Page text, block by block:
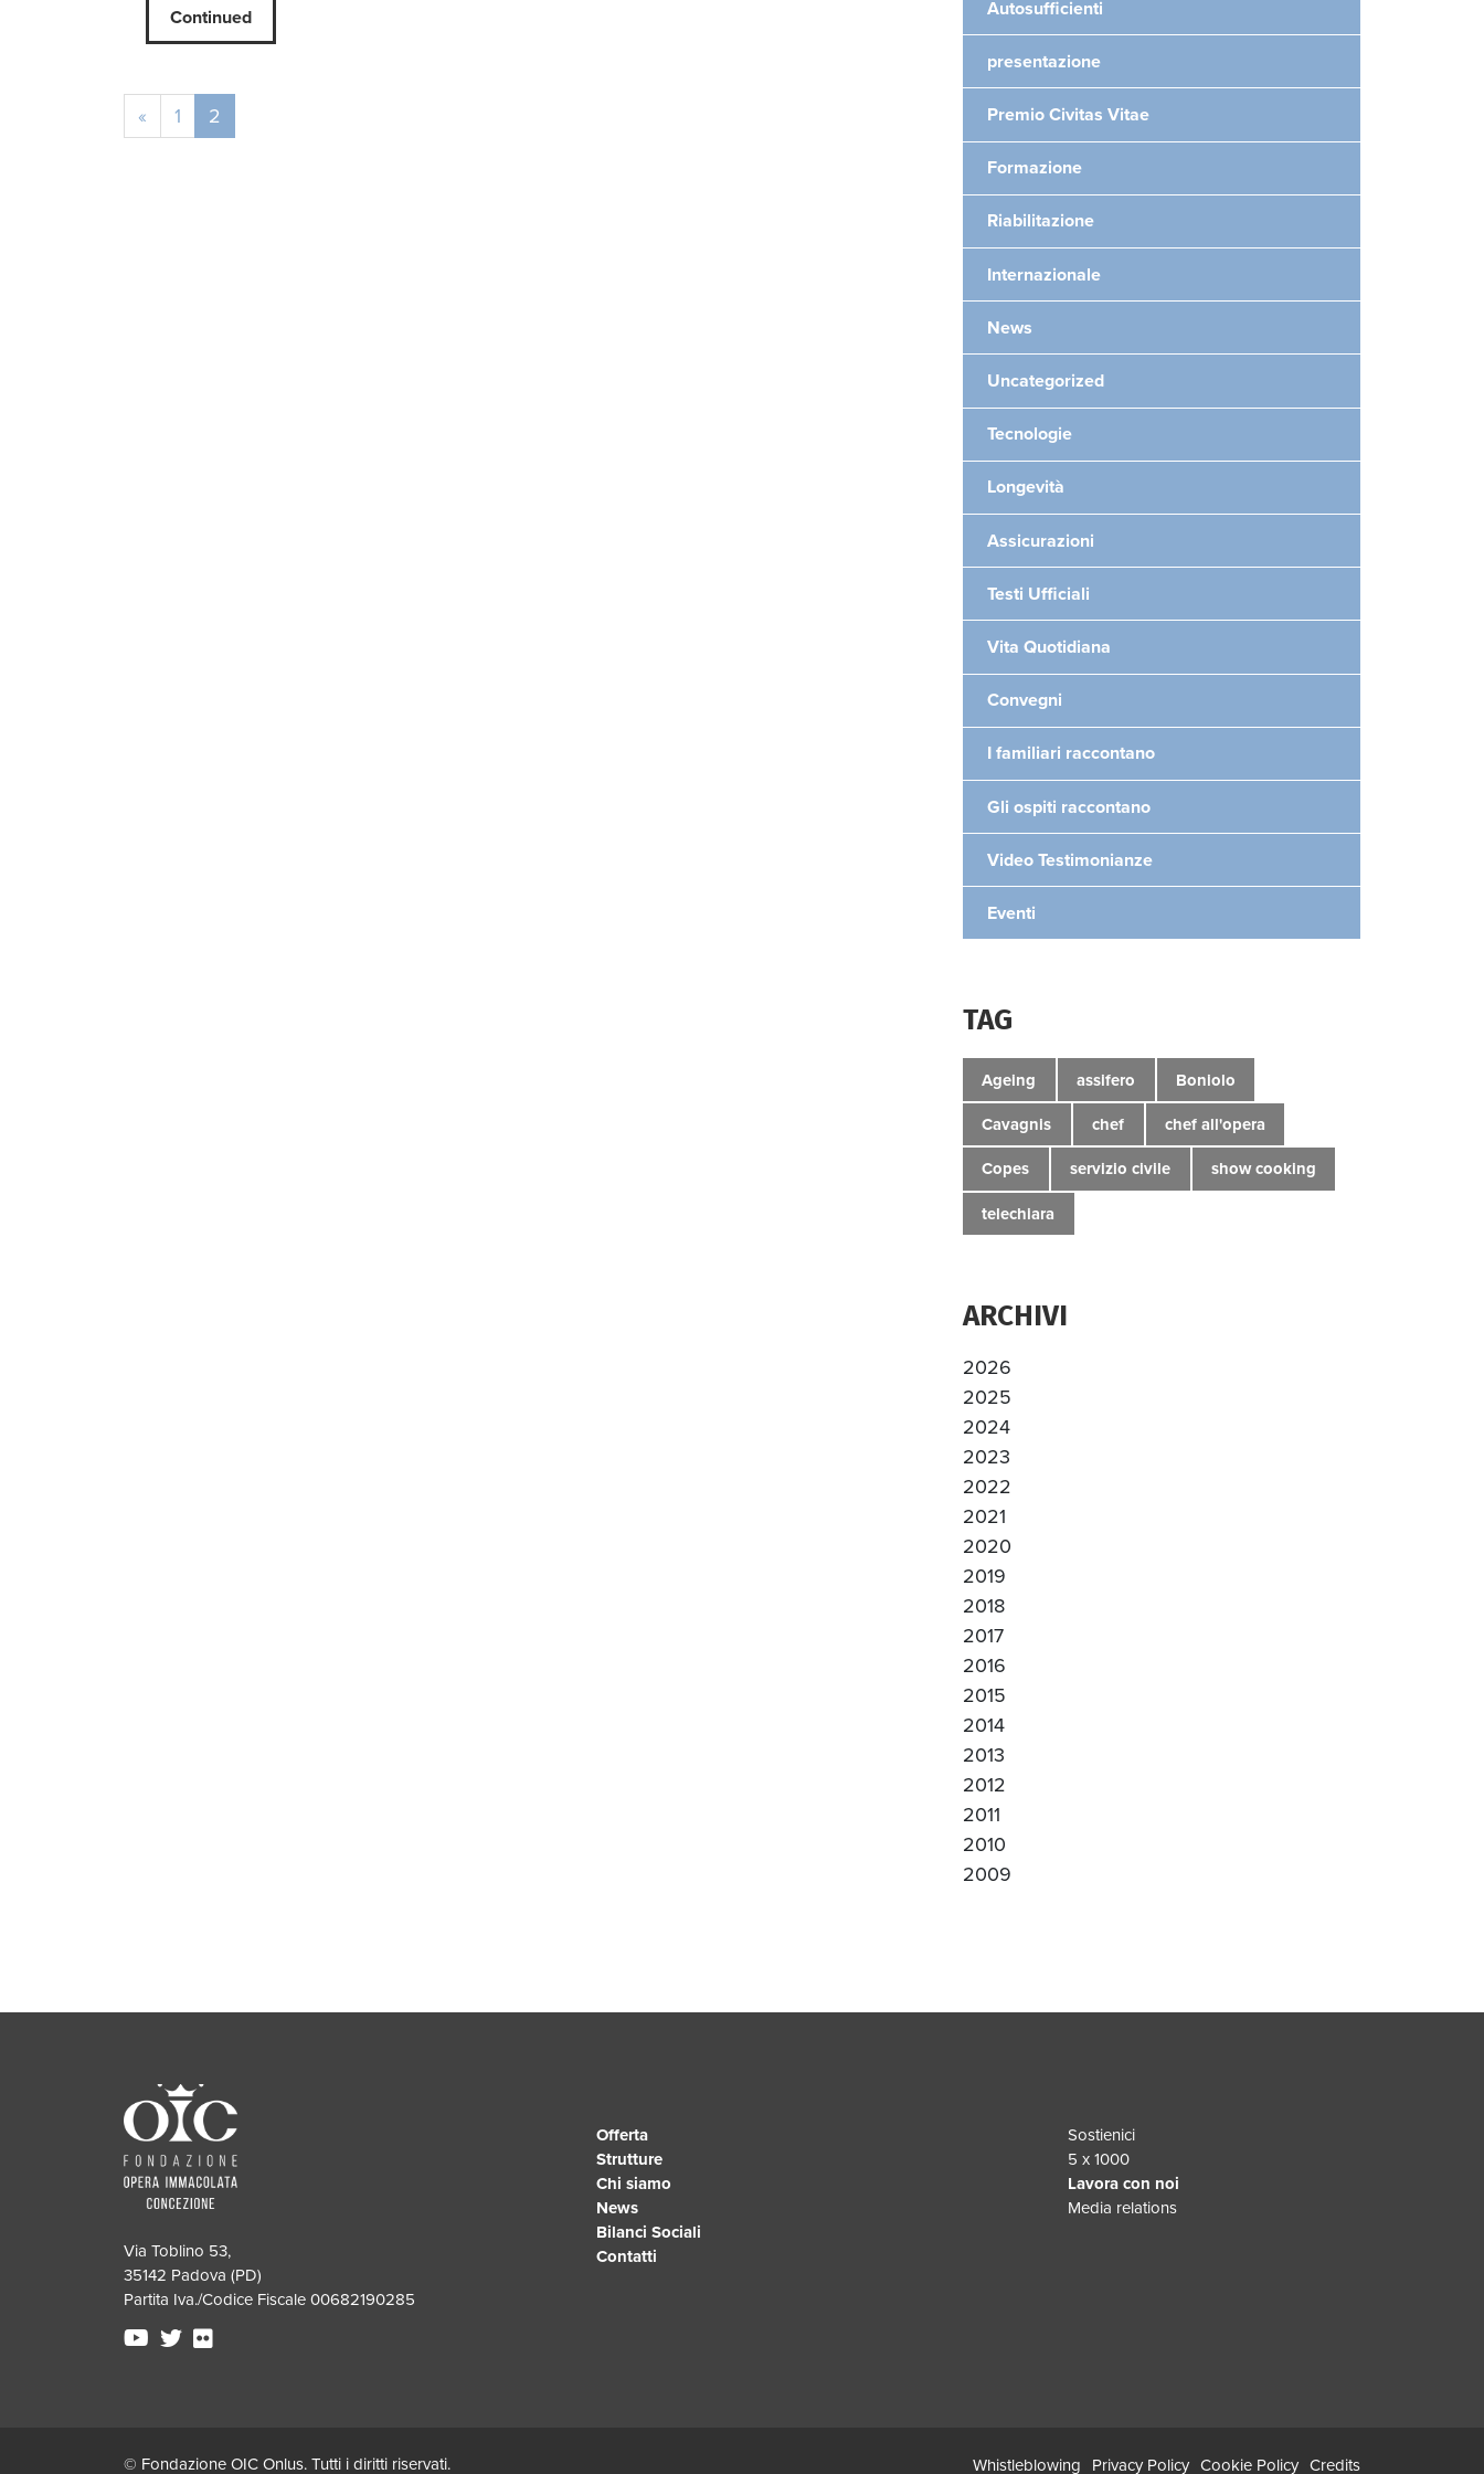
Continued
« 1 2
Autosufficienti
presentazione
Premio Civitas Vitae
Formazione
Riabilitazione
Internazionale
News
Uncategorized
Tecnologie
Longevità
Assicurazioni
Testi Ufficiali
Vita Quotidiana
Convegni
I familiari raccontano
Gli ospiti raccontano
Video Testimonianze
Eventi
TAG
Ageing assifero Boniolo
Cavagnis chef chef all'opera
Copes servizio civile show cooking
telechiara
ARCHIVI
2026
2025
2024
2023
2022
2021
2020
2019
2018
2017
2016
2015
2014
2013
2012
2011
2010
2009
Via Toblino 53,
35142 Padova (PD)
Partita Iva./Codice Fiscale 00682190285
Offerta
Strutture
Chi siamo
News
Bilanci Sociali
Contatti
Sostienici
5 x 1000
Lavora con noi
Media relations
© Fondazione OIC Onlus. Tutti i diritti riservati. Whistleblowing Privacy Policy Cookie Policy Credits